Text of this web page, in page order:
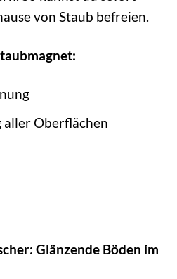
von Staub befreien.
aller Oberflächen
Glänzende Böden im